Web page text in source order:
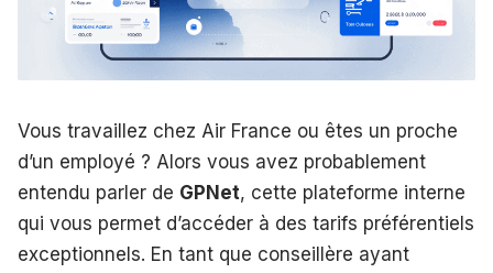
Vous travaillez chez Air France ou êtes un proche
d’un employé ? Alors vous avez probablement
entendu parler de GPNet, cette plateforme interne
qui vous permet d’accéder à des tarifs préférentiels
exceptionnels. En tant que conseillère ayant